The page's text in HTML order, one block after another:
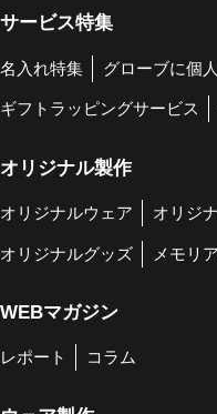
サービス特集
名入れ特集 グローブに個
ギフトラッピングサービス
オリジナル製作
オリジナルウェア オリジ
オリジナルグッズ メモリ
WEBマガジン
レポート コラム